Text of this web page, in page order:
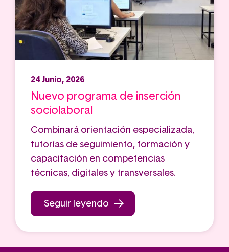
24 Junio, 2026
Nuevo programa de inserción
sociolaboral
Combinará orientación especializada,
tutorías de seguimiento, formación y
capacitación en competencias
técnicas, digitales y transversales.
Seguir leyendo